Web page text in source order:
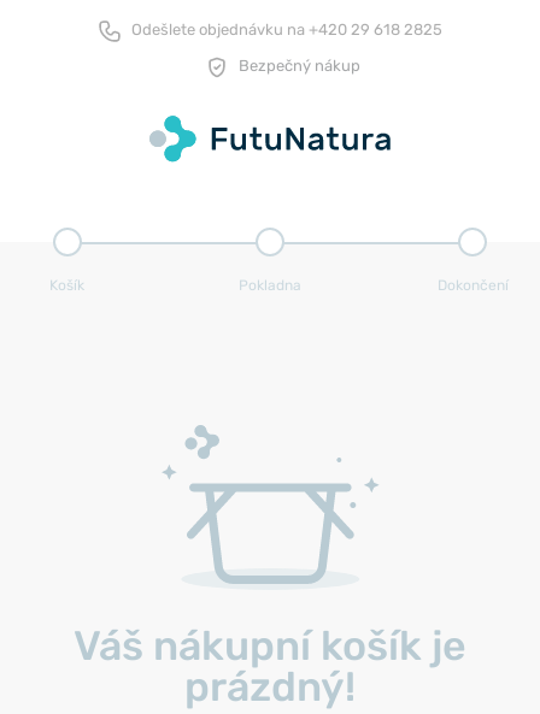
Odešlete objednávku na +420 29 618 2825
Bezpečný nákup
Košík Pokladna Dokončení
Váš nákupní košík je
prázdný!